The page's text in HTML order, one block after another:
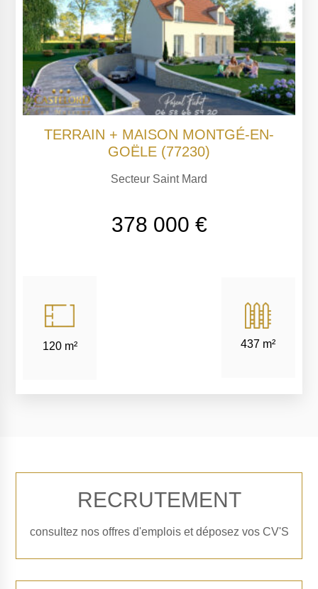
TERRAIN + MAISON MONTGÉ-EN-
GOËLE (77230)
Secteur Saint Mard
378 000 €
120 m² 437 m²
RECRUTEMENT
consultez nos offres d'emplois et déposez vos CV'S